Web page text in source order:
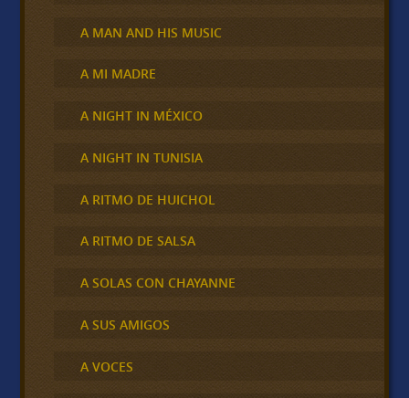
A MAN AND HIS MUSIC
A MI MADRE
A NIGHT IN MÉXICO
A NIGHT IN TUNISIA
A RITMO DE HUICHOL
A RITMO DE SALSA
A SOLAS CON CHAYANNE
A SUS AMIGOS
A VOCES